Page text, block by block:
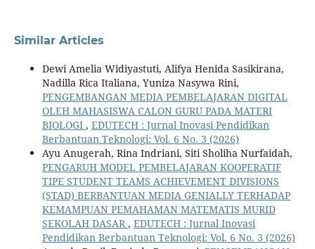
Similar Articles
Dewi Amelia Widiyastuti, Alifya Henida Sasikirana,
Nadilla Rica Italiana, Yuniza Nasywa Rini,
PENGEMBANGAN MEDIA PEMBELAJARAN DIGITAL
OLEH MAHASISWA CALON GURU PADA MATERI
BIOLOGI , EDUTECH : Jurnal Inovasi Pendidikan
Berbantuan Teknologi: Vol. 6 No. 3 (2026)
Ayu Anugerah, Rina Indriani, Siti Sholiha Nurfaidah,
PENGARUH MODEL PEMBELAJARAN KOOPERATIF
TIPE STUDENT TEAMS ACHIEVEMENT DIVISIONS
(STAD) BERBANTUAN MEDIA GENIALLY TERHADAP
KEMAMPUAN PEMAHAMAN MATEMATIS MURID
SEKOLAH DASAR, EDUTECH : Jurnal Inovasi
Pendidikan Berbantuan Teknologi: Vol. 6 No. 3 (2026)